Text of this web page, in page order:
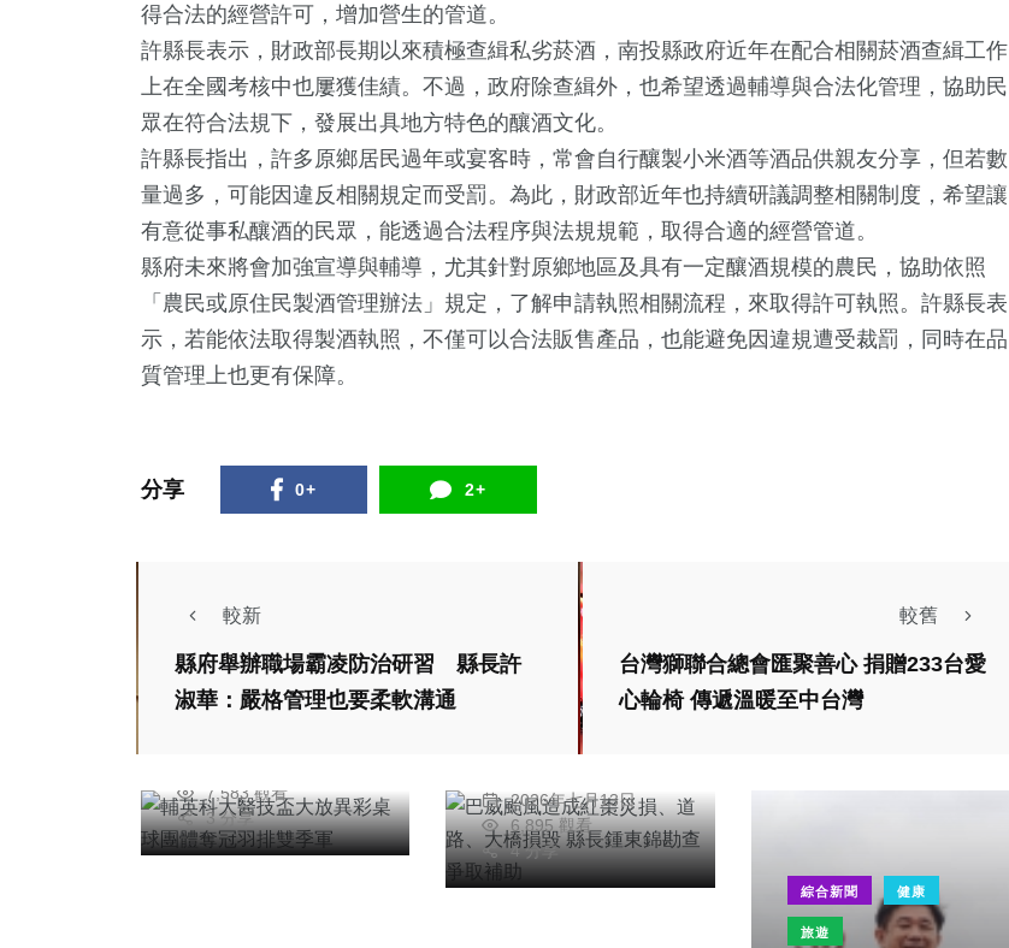
得合法的經營許可，增加營生的管道。
許縣長表示，財政部長期以來積極查緝私劣菸酒，南投縣政府近年在配合相關菸酒查緝工作
上在全國考核中也屢獲佳績。不過，政府除查緝外，也希望透過輔導與合法化管理，協助民
眾在符合法規下，發展出具地方特色的釀酒文化。
許縣長指出，許多原鄉居民過年或宴客時，常會自行釀製小米酒等酒品供親友分享，但若數
量過多，可能因違反相關規定而受罰。為此，財政部近年也持續研議調整相關制度，希望讓
有意從事私釀酒的民眾，能透過合法程序與法規規範，取得合適的經營管道。
縣府未來將會加強宣導與輔導，尤其針對原鄉地區及具有一定釀酒規模的農民，協助依照
「農民或原住民製酒管理辦法」規定，了解申請執照相關流程，來取得許可執照。許縣長表
示，若能依法取得製酒執照，不僅可以合法販售產品，也能避免因違規遭受裁罰，同時在品
質管理上也更有保障。
分享 0+ 2+
較新
縣府舉辦職場霸凌防治研習 縣長許
淑華：嚴格管理也要柔軟溝通
較舊
台灣獅聯合總會匯聚善心 捐贈233台愛
心輪椅 傳遞溫暖至中台灣
異彩桌球團體奪冠羽
排雙季軍
7,583 觀看
3 分享
農業
巴威颱風造成紅棗災
損、道路、大橋損毀
縣長鍾東錦勘查爭取
2026年七月13日
6,895 觀看
4 分享
綜合新聞 健康
旅遊